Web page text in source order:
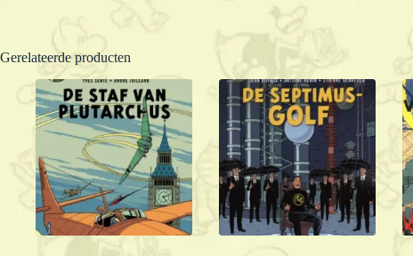
Gerelateerde producten